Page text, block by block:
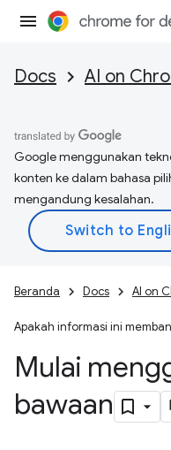
Docs AI on
Google menggunakan
konten ke dalam bahasa
mengandung kesalahan.
Beranda Docs AI on
Apakah informasi ini
Mulai
bawaan